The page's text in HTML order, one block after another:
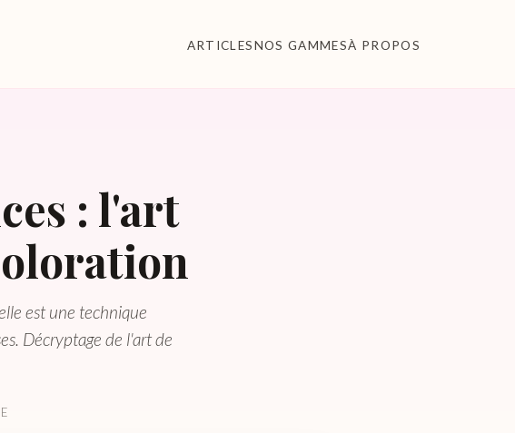
ARTICLESNOS GAMMESÀ PROPOS
: l'art
est une technique
Décryptage de l'art de